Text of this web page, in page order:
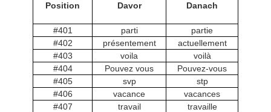
Position Davor Danach
#401 parti
partie
#402
présentement
actuellement
#403
voila
voilà
#404
Pouvez vous
Pouvez-vous
#405
svp
stp
#406
vacance
vacances
#407
travail
travaille